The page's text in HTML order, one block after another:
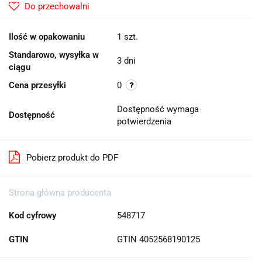
Do przechowalni
Ilość w opakowaniu
1 szt.
Standarowo, wysyłka w
ciągu
3 dni
Cena przesyłki 0
Dostępność
Dostępność wymaga
potwierdzenia
Pobierz produkt do PDF
Strona główna producenta
Kod cyfrowy 548717
GTIN GTIN 4052568190125